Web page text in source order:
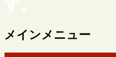
す。
メインメニュー